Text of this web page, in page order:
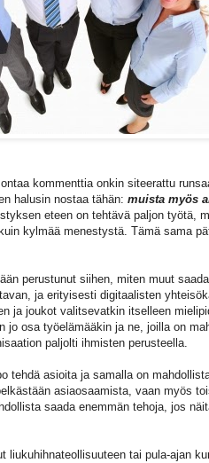
kommenttia onkin siteerattu
halusin nostaa tähän: muista myös
eteen on tehtävä paljon työtä,
kylmää menestystä. Tämä sama
perustunut siihen, miten muut
ja erityisesti digitaalisten
ja joukot valitsevatkin itselleen
jo osa työelämääkin ja ne, joilla on
paljolti ihmisten perusteella.
tehdä asioita ja samalla on
asiaosaamista, vaan myös
saada enemmän tehoja, jos
liukuhihnateollisuuteen tai pula-ajan